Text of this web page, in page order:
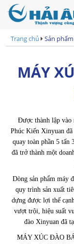
Trang chủ Sản phẩm
MÁY
Được thành lập vào
Phúc Kiến Xinyuan
quay toàn phần 5 tấn
đã trở thành một
Dòng sản phẩm máy
quy trình sản xuất
dựng được lợi thế
vượt trội, hiệu suất
đào Xinyuan đã
MÁY XÚC ĐÀO